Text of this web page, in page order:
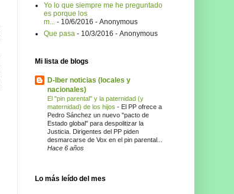
Yo lo que siempre me he preguntado
es porque los
m...
- 10/6/2016 - Anonymous
Que pasa - 10/3/2016 - Anonymous
Mi lista de blogs
D-Iber noticias (locales y
nacionales)
El "pin parental" y la paternidad (y
maternidad) de los hijos - El PP ofrece a
Pedro Sánchez un nuevo "pacto de
Estado global" para despolitizar la
Justicia. Dirigentes del PP piden
desmarcarse de Vox en el pin parental...
Hace 6 años
Lo más leído del mes